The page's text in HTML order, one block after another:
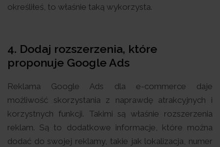
określiłeś, to właśnie taką wykorzysta.
4. Dodaj rozszerzenia, które
proponuje Google Ads
Reklama Google Ads dla e-commerce daje
możliwość skorzystania z naprawdę atrakcyjnych i
korzystnych funkcji. Takimi są właśnie rozszerzenia
reklam. Są to dodatkowe informacje, które można
dodać do swojej reklamy, takie jak lokalizacja, numer